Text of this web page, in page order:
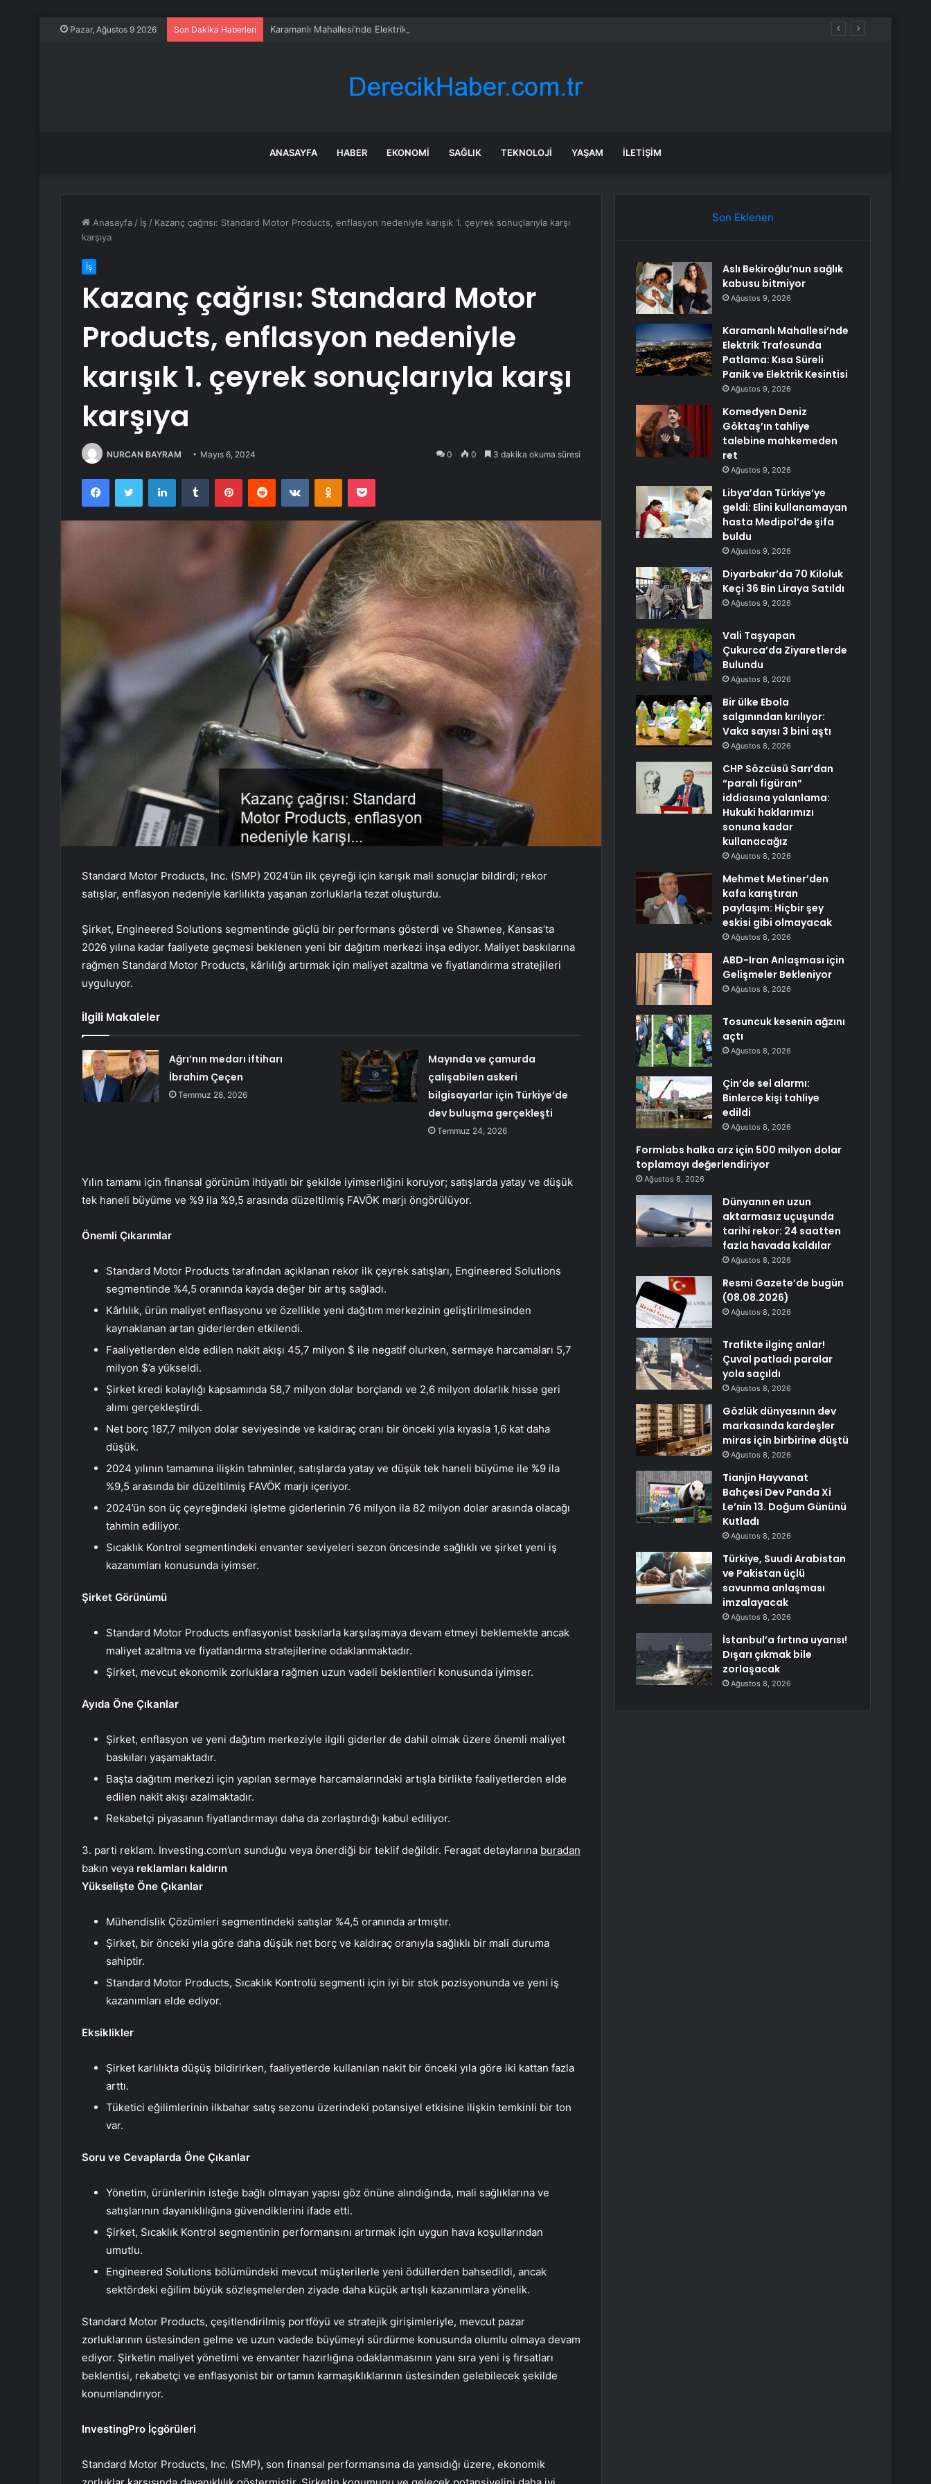
Pazar, Ağustos 9 2026 Son Dakika Haberleri Karamanlı Mahallesi’nde Elektrik Trafosunda Patlama: Kısa Süreli Panik ve Elektrik Kesintisi
ANASAYFA HABER EKONOMI SAĞLIK TEKNOLOJI YAŞAM İLETIŞIM
Anasayfa / İş / Kazanç çağrısı: Standard Motor Products, enflasyon nedeniyle karışık 1. çeyrek sonuçlarıyla karşı
karşıya
İş
Kazanç çağrısı: Standard Motor
Products, enflasyon nedeniyle
karışık 1. çeyrek sonuçlarıyla karşı
karşıya
NURCAN BAYRAM Mayıs 6, 2024 0 0 3 dakika okuma süresi
FacebookTwitter LinkedInTumblr PinterestReddit VKontakteOdnoklassniki
Pocket
Standard Motor Products, Inc. (SMP) 2024’ün ilk çeyreği için karışık mali sonuçlar bildirdi; rekor
satışlar, enflasyon nedeniyle karlılıkta yaşanan zorluklarla tezat oluşturdu.
Şirket, Engineered Solutions segmentinde güçlü bir performans gösterdi ve Shawnee, Kansas’ta
2026 yılına kadar faaliyete geçmesi beklenen yeni bir dağıtım merkezi inşa ediyor. Maliyet baskılarına
rağmen Standard Motor Products, kârlılığı artırmak için maliyet azaltma ve fiyatlandırma stratejileri
uyguluyor.
İlgili Makaleler
Ağrı’nın medarı iftiharı
İbrahim Çeçen
Temmuz 28, 2026
Mayında ve çamurda
çalışabilen askeri
bilgisayarlar için Türkiye’de
dev buluşma gerçekleşti
Temmuz 24, 2026
Yılın tamamı için finansal görünüm ihtiyatlı bir şekilde iyimserliğini koruyor; satışlarda yatay ve düşük
tek haneli büyüme ve %9 ila %9,5 arasında düzeltilmiş FAVÖK marjı öngörülüyor.
Önemli Çıkarımlar
Standard Motor Products tarafından açıklanan rekor ilk çeyrek satışları, Engineered Solutions
segmentinde %4,5 oranında kayda değer bir artış sağladı.
Kârlılık, ürün maliyet enflasyonu ve özellikle yeni dağıtım merkezinin geliştirilmesinden
kaynaklanan artan giderlerden etkilendi.
Faaliyetlerden elde edilen nakit akışı 45,7 milyon $ ile negatif olurken, sermaye harcamaları 5,7
milyon $’a yükseldi.
Şirket kredi kolaylığı kapsamında 58,7 milyon dolar borçlandı ve 2,6 milyon dolarlık hisse geri
alımı gerçekleştirdi.
Net borç 187,7 milyon dolar seviyesinde ve kaldıraç oranı bir önceki yıla kıyasla 1,6 kat daha
düşük.
2024 yılının tamamına ilişkin tahminler, satışlarda yatay ve düşük tek haneli büyüme ile %9 ila
%9,5 arasında bir düzeltilmiş FAVÖK marjı içeriyor.
2024’ün son üç çeyreğindeki işletme giderlerinin 76 milyon ila 82 milyon dolar arasında olacağı
tahmin ediliyor.
Sıcaklık Kontrol segmentindeki envanter seviyeleri sezon öncesinde sağlıklı ve şirket yeni iş
kazanımları konusunda iyimser.
Şirket Görünümü
Standard Motor Products enflasyonist baskılarla karşılaşmaya devam etmeyi beklemekte ancak
maliyet azaltma ve fiyatlandırma stratejilerine odaklanmaktadır.
Şirket, mevcut ekonomik zorluklara rağmen uzun vadeli beklentileri konusunda iyimser.
Ayıda Öne Çıkanlar
Şirket, enflasyon ve yeni dağıtım merkeziyle ilgili giderler de dahil olmak üzere önemli maliyet
baskıları yaşamaktadır.
Başta dağıtım merkezi için yapılan sermaye harcamalarındaki artışla birlikte faaliyetlerden elde
edilen nakit akışı azalmaktadır.
Rekabetçi piyasanın fiyatlandırmayı daha da zorlaştırdığı kabul ediliyor.
3. parti reklam. Investing.com’un sunduğu veya önerdiği bir teklif değildir. Feragat detaylarına buradan
bakın veya reklamları kaldırın
Yükselişte Öne Çıkanlar
Mühendislik Çözümleri segmentindeki satışlar %4,5 oranında artmıştır.
Şirket, bir önceki yıla göre daha düşük net borç ve kaldıraç oranıyla sağlıklı bir mali duruma
sahiptir.
Standard Motor Products, Sıcaklık Kontrolü segmenti için iyi bir stok pozisyonunda ve yeni iş
kazanımları elde ediyor.
Eksiklikler
Şirket karlılıkta düşüş bildirirken, faaliyetlerde kullanılan nakit bir önceki yıla göre iki kattan fazla
arttı.
Tüketici eğilimlerinin ilkbahar satış sezonu üzerindeki potansiyel etkisine ilişkin temkinli bir ton
var.
Soru ve Cevaplarda Öne Çıkanlar
Yönetim, ürünlerinin isteğe bağlı olmayan yapısı göz önüne alındığında, mali sağlıklarına ve
satışlarının dayanıklılığına güvendiklerini ifade etti.
Şirket, Sıcaklık Kontrol segmentinin performansını artırmak için uygun hava koşullarından
umutlu.
Engineered Solutions bölümündeki mevcut müşterilerle yeni ödüllerden bahsedildi, ancak
sektördeki eğilim büyük sözleşmelerden ziyade daha küçük artışlı kazanımlara yönelik.
Standard Motor Products, çeşitlendirilmiş portföyü ve stratejik girişimleriyle, mevcut pazar
zorluklarının üstesinden gelme ve uzun vadede büyümeyi sürdürme konusunda olumlu olmaya devam
ediyor. Şirketin maliyet yönetimi ve envanter hazırlığına odaklanmasının yanı sıra yeni iş fırsatları
beklentisi, rekabetçi ve enflasyonist bir ortamın karmaşıklıklarının üstesinden gelebilecek şekilde
konumlandırıyor.
InvestingPro İçgörüleri
Standard Motor Products, Inc. (SMP), son finansal performansına da yansıdığı üzere, ekonomik
Son Eklenen
Aslı Bekiroğlu’nun sağlık
kabusu bitmiyor
Ağustos 9, 2026
Karamanlı Mahallesi’nde
Elektrik Trafosunda
Patlama: Kısa Süreli
Panik ve Elektrik Kesintisi
Ağustos 9, 2026
Komedyen Deniz
Göktaş’ın tahliye
talebine mahkemeden
ret
Ağustos 9, 2026
Libya’dan Türkiye’ye
geldi: Elini kullanamayan
hasta Medipol’de şifa
buldu
Ağustos 9, 2026
Diyarbakır’da 70 Kiloluk
Keçi 36 Bin Liraya Satıldı
Ağustos 9, 2026
Vali Taşyapan
Çukurca’da Ziyaretlerde
Bulundu
Ağustos 8, 2026
Bir ülke Ebola
salgınından kırılıyor:
Vaka sayısı 3 bini aştı
Ağustos 8, 2026
CHP Sözcüsü Sarı’dan
“paralı figüran”
iddiasına yalanlama:
Hukuki haklarımızı
sonuna kadar
kullanacağız
Ağustos 8, 2026
Mehmet Metiner’den
kafa karıştıran
paylaşım: Hiçbir şey
eskisi gibi olmayacak
Ağustos 8, 2026
ABD-Iran Anlaşması için
Gelişmeler Bekleniyor
Ağustos 8, 2026
Tosuncuk kesenin ağzını
açtı
Ağustos 8, 2026
Çin’de sel alarmı:
Binlerce kişi tahliye
edildi
Ağustos 8, 2026
Formlabs halka arz için 500 milyon dolar
toplamayı değerlendiriyor
Ağustos 8, 2026
Dünyanın en uzun
aktarmasız uçuşunda
tarihi rekor: 24 saatten
fazla havada kaldılar
Ağustos 8, 2026
Resmi Gazete’de bugün
(08.08.2026)
Ağustos 8, 2026
Trafikte ilginç anlar!
Çuval patladı paralar
yola saçıldı
Ağustos 8, 2026
Gözlük dünyasının dev
markasında kardeşler
miras için birbirine düştü
Ağustos 8, 2026
Tianjin Hayvanat
Bahçesi Dev Panda Xi
Le’nin 13. Doğum Gününü
Kutladı
Ağustos 8, 2026
Türkiye, Suudi Arabistan
ve Pakistan üçlü
savunma anlaşması
imzalayacak
Ağustos 8, 2026
İstanbul’a fırtına uyarısı!
Dışarı çıkmak bile
zorlaşacak
Ağustos 8, 2026